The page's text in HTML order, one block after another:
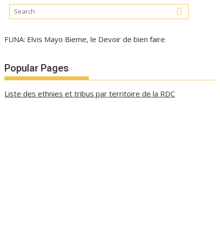
FUNA: Elvis Mayo Bieme, le Devoir de bien faire
Popular Pages
Liste des ethnies et tribus par territoire de la RDC